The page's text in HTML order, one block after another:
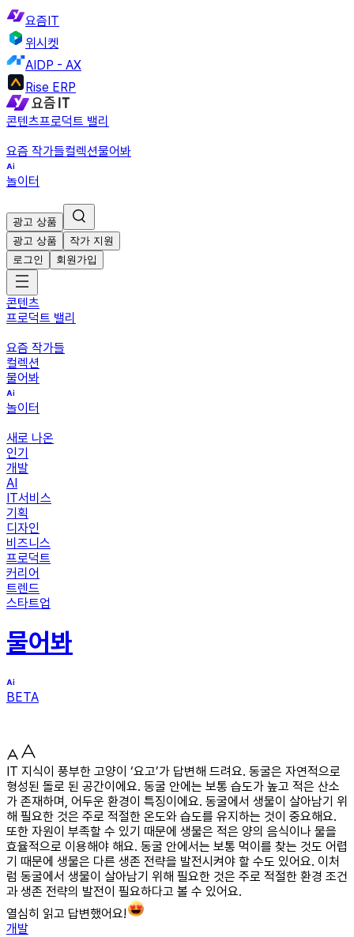
요즘IT
위시켓
AIDP - AX
Rise ERP
콘텐츠프로덕트 밸리
요즘 작가들컬렉션물어봐
놀이터
광고 상품
광고 상품
작가 지원
로그인
회원가입
콘텐츠
프로덕트 밸리
요즘 작가들
컬렉션
물어봐
놀이터
새로 나온
인기
개발
AI
IT서비스
기획
디자인
비즈니스
프로덕트
커리어
트렌드
스타트업
물어봐
BETA
IT 지식이 풍부한 고양이 ‘요고’가 답변해 드려요. 동굴은 자연적으로
형성된 돌로 된 공간이에요. 동굴 안에는 보통 습도가 높고 적은 산소
가 존재하며, 어두운 환경이 특징이에요. 동굴에서 생물이 살아남기 위
해 필요한 것은 주로 적절한 온도와 습도를 유지하는 것이 중요해요.
또한 자원이 부족할 수 있기 때문에 생물은 적은 양의 음식이나 물을
효율적으로 이용해야 해요. 동굴 안에서는 보통 먹이를 찾는 것도 어렵
기 때문에 생물은 다른 생존 전략을 발전시켜야 할 수도 있어요. 이처
럼 동굴에서 생물이 살아남기 위해 필요한 것은 주로 적절한 환경 조건
과 생존 전략의 발전이 필요하다고 볼 수 있어요.
열심히 읽고 답변했어요!
개발